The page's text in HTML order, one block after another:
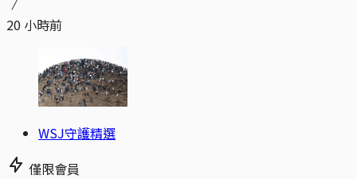
20 小時前
WSJ守護精選
僅限會員